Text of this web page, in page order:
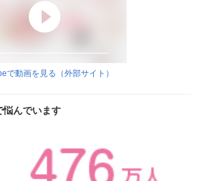
で動画を見る（外部サイト）
悩んでいます